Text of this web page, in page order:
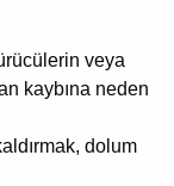
veya
kaybına neden
dolum